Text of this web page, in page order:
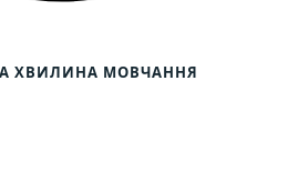
ХВИЛИНА МОВЧАННЯ